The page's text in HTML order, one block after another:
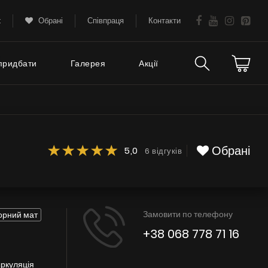
Обрані Співпраця Контакти
Технічна підтримка
FAQ
Сервіс
Інструкції
Галерея Акції
5,0 6 відгуків Обрані
мат
Замовити по телефону
+38 068 778 71 16